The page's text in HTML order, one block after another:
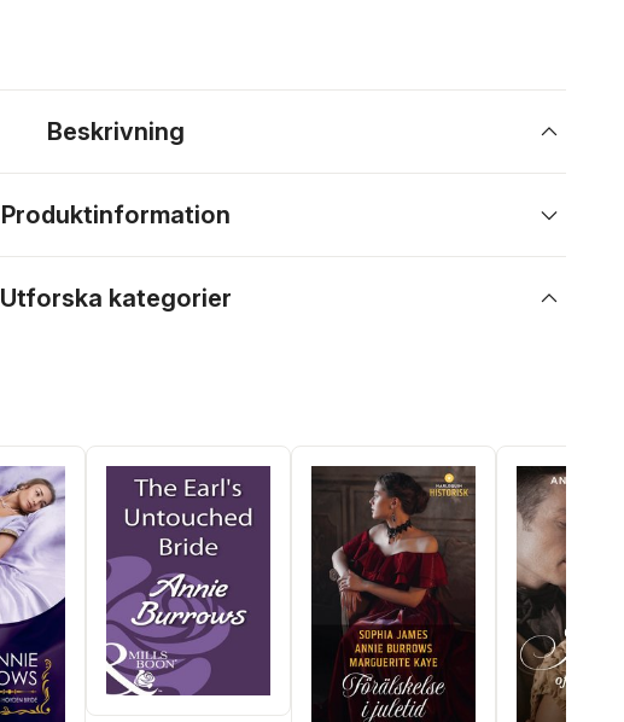
Beskrivning
Produktinformation
Utforska kategorier